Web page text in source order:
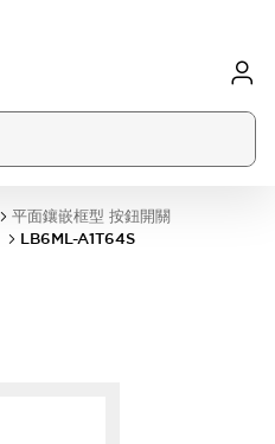
平面鑲嵌框型 按鈕開關
LB6ML-A1T64S